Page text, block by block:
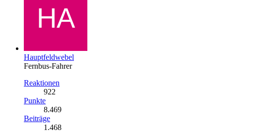
Hauptfeldwebel
Fernbus-Fahrer
Reaktionen
922
Punkte
8.469
Beiträge
1.468